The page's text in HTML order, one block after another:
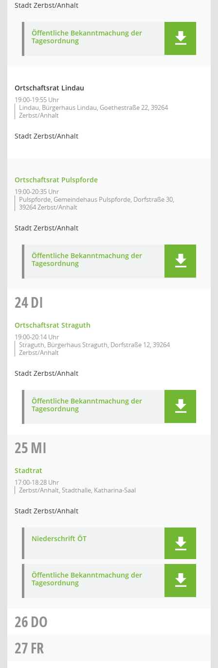
Stadt Zerbst/Anhalt
Öffentliche Bekanntmachung der
Tagesordnung
Ortschaftsrat Lindau
19:00-19:55 Uhr
Lindau, Bürgerhaus Lindau, Goethestraße 22, 39264
Zerbst/Anhalt
Stadt Zerbst/Anhalt
Ortschaftsrat Pulspforde
19:00-20:35 Uhr
Pulspforde, Gemeindehaus Pulspforde, Dorfstraße 30,
39264 Zerbst/Anhalt
Stadt Zerbst/Anhalt
Öffentliche Bekanntmachung der
Tagesordnung
24DI
Ortschaftsrat Straguth
19:00-20:14 Uhr
Straguth, Bürgerhaus Straguth, Dorfstraße 12, 39264
Zerbst/Anhalt
Stadt Zerbst/Anhalt
Öffentliche Bekanntmachung der
Tagesordnung
25MI
Stadtrat
17:00-18:28 Uhr
Zerbst/Anhalt, Stadthalle, Katharina-Saal
Stadt Zerbst/Anhalt
Niederschrift ÖT
Öffentliche Bekanntmachung der
Tagesordnung
26DO
27FR